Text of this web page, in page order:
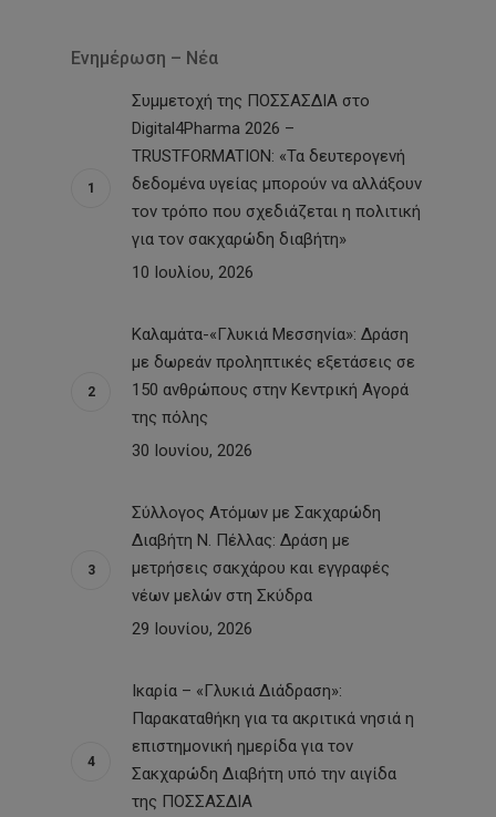
Ενημέρωση – Νέα
Συμμετοχή της ΠΟΣΣΑΣΔΙΑ στο
Digital4Pharma 2026 –
TRUSTFORMATION: «Τα δευτερογενή
δεδομένα υγείας μπορούν να αλλάξουν
τον τρόπο που σχεδιάζεται η πολιτική
για τον σακχαρώδη διαβήτη»
10 Ιουλίου, 2026
Καλαμάτα-«Γλυκιά Μεσσηνία»: Δράση
με δωρεάν προληπτικές εξετάσεις σε
150 ανθρώπους στην Κεντρική Αγορά
της πόλης
30 Ιουνίου, 2026
Σύλλογος Ατόμων με Σακχαρώδη
Διαβήτη Ν. Πέλλας: Δράση με
μετρήσεις σακχάρου και εγγραφές
νέων μελών στη Σκύδρα
29 Ιουνίου, 2026
Ικαρία – «Γλυκιά Διάδραση»:
Παρακαταθήκη για τα ακριτικά νησιά η
επιστημονική ημερίδα για τον
Σακχαρώδη Διαβήτη υπό την αιγίδα
της ΠΟΣΣΑΣΔΙΑ